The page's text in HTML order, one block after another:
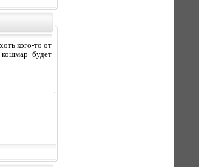
кого-то от
будет